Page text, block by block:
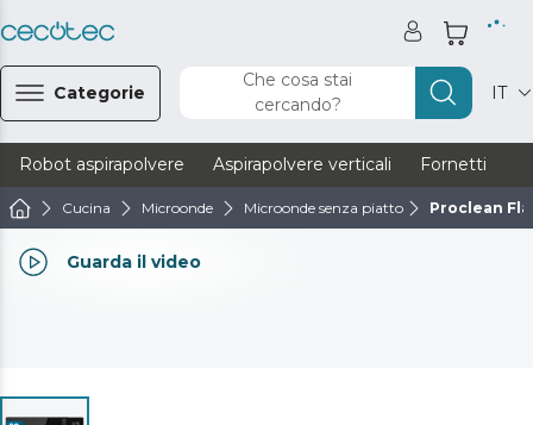
Categorie
Che cosa stai
cercando?
IT
Robot aspirapolvere Aspirapolvere verticali Fornetti
Cucina Microonde Microonde senza piatto Proclean
Guarda il video